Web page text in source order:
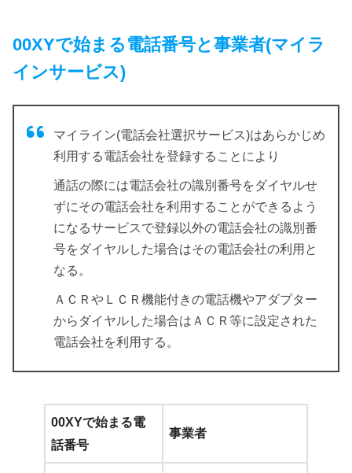
00XYで始まる電話番号と事業者(マイラ
インサービス)
マイライン(電話会社選択サービス)はあらかじめ
利用する電話会社を登録することにより
通話の際には電話会社の識別番号をダイヤルせ
ずにその電話会社を利用することができるよう
になるサービスで登録以外の電話会社の識別番
号をダイヤルした場合はその電話会社の利用と
なる。
ＡＣＲやＬＣＲ機能付きの電話機やアダプター
からダイヤルした場合はＡＣＲ等に設定された
電話会社を利用する。
00XYで始まる電
話番号
事業者